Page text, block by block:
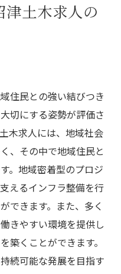
土木求人の
住民との強い結びつき
切にする姿勢が評価さ
木求人には、地域社会
、その中で地域住民と
。地域密着型のプロジ
えるインフラ整備を行
できます。また、多く
きやすい環境を提供し
築くことができます。
続可能な発展を目指す